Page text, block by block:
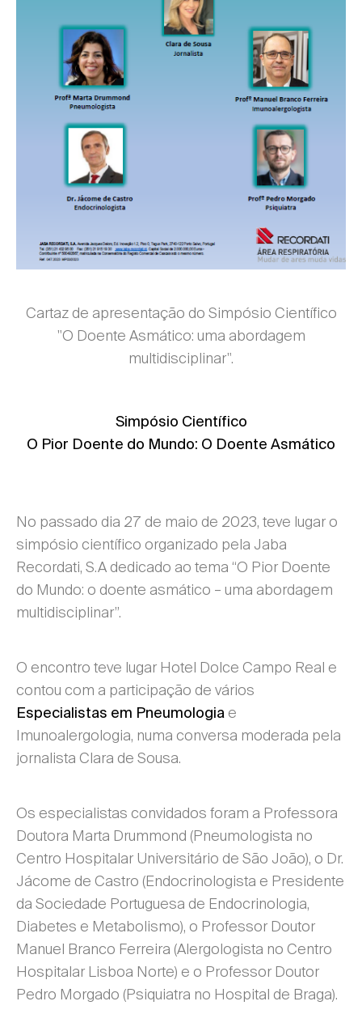
Cartaz de apresentação do Simpósio Científico
"O Doente Asmático: uma abordagem
multidisciplinar".
Simpósio Científico
O Pior Doente do Mundo: O Doente Asmático
No passado dia 27 de maio de 2023, teve lugar o
simpósio científico organizado pela Jaba
Recordati, S.A dedicado ao tema “O Pior Doente
do Mundo: o doente asmático – uma abordagem
multidisciplinar”.
O encontro teve lugar Hotel Dolce Campo Real e
contou com a participação de vários
Especialistas em Pneumologia e
Imunoalergologia, numa conversa moderada pela
jornalista Clara de Sousa.
Os especialistas convidados foram a Professora
Doutora Marta Drummond (Pneumologista no
Centro Hospitalar Universitário de São João), o Dr.
Jácome de Castro (Endocrinologista e Presidente
da Sociedade Portuguesa de Endocrinologia,
Diabetes e Metabolismo), o Professor Doutor
Manuel Branco Ferreira (Alergologista no Centro
Hospitalar Lisboa Norte) e o Professor Doutor
Pedro Morgado (Psiquiatra no Hospital de Braga).